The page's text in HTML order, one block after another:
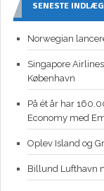
SENESTE INDLÆG
Norwegian
Singapore
København
På ét år har
Economy med
Oplev Island og
Billund Lufthavn